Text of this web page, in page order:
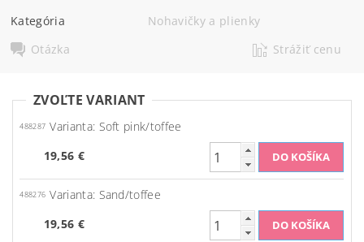
Kategória
Nohavičky a plienky
Otázka
Strážiť cenu
ZVOĽTE VARIANT
488287 Varianta: Soft pink/toffee
19,56 €
488276 Varianta: Sand/toffee
19,56 €